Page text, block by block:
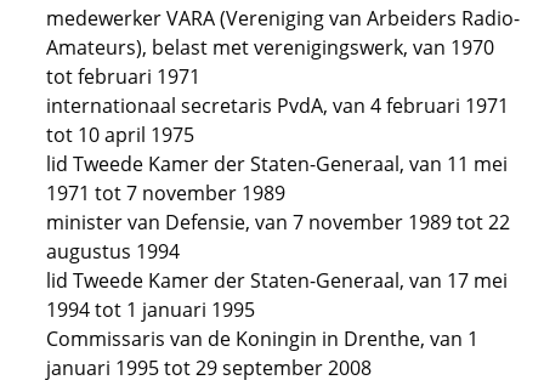
medewerker VARA (Vereniging van Arbeiders Radio-
Amateurs), belast met verenigingswerk, van 1970
tot februari 1971
internationaal secretaris PvdA, van 4 februari 1971
tot 10 april 1975
lid Tweede Kamer der Staten-Generaal, van 11 mei
1971 tot 7 november 1989
minister van Defensie, van 7 november 1989 tot 22
augustus 1994
lid Tweede Kamer der Staten-Generaal, van 17 mei
1994 tot 1 januari 1995
Commissaris van de Koningin in Drenthe, van 1
januari 1995 tot 29 september 2008